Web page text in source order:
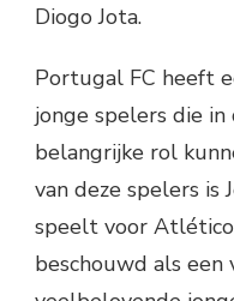
Diogo Jota.
Portugal FC heeft
jonge spelers die
belangrijke rol
van deze spelers is
speelt voor
beschouwd als een